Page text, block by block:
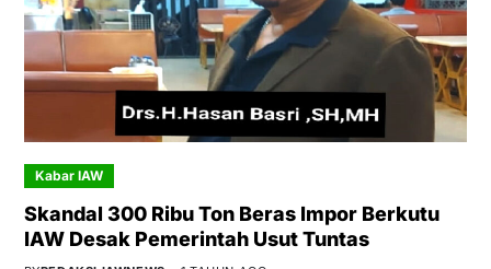
Kabar IAW
Skandal 300 Ribu Ton Beras Impor Berkutu
IAW Desak Pemerintah Usut Tuntas